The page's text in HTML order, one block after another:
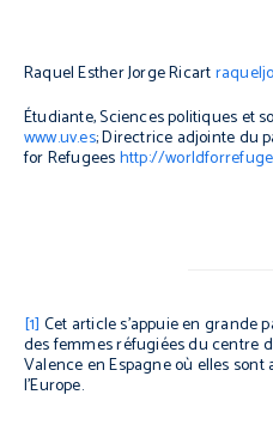
Raquel Esther Jorge Ricart
Étudiante, Sciences politiques et
www.uv.es;Directrice adjointe du
for Refugeeshttp://
[1] Cet article s’appuie en grande
des femmes réfugiées du centre
Valence en Espagne où elles
l’Europe.